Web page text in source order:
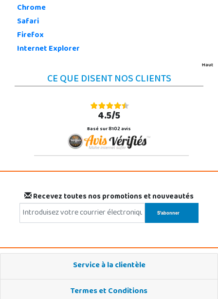
Chrome
Safari
Firefox
Internet Explorer
Haut
CE QUE DISENT NOS CLIENTS
4.5/5
Basé sur 8102 avis
Recevez toutes nos promotions et nouveautés
Service à la clientèle
Termes et Conditions